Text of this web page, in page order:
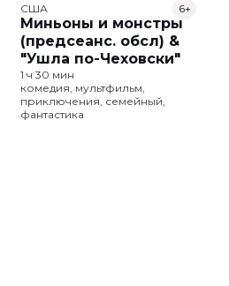
США
Миньоны и монстры
(предсеанс. обсл) &
"Ушла по-Чеховски"
6+
1 ч 30 мин
комедия, мультфильм,
приключения, семейный,
фантастика